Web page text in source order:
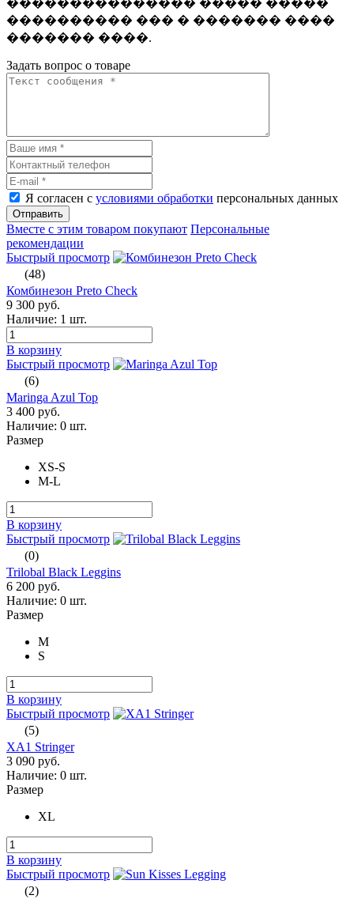
��������������� ����� �����
���������� ��� � ������� ����
������� ����.
Задать вопрос о товаре
Я согласен с условиями обработки персональных данных
Отправить
Вместе с этим товаром покупают Персональные
рекомендации
Быстрый просмотр
(48)
Комбинезон Preto Check
9 300 руб.
Наличие: 1 шт.
В корзину
Быстрый просмотр
(6)
Maringa Azul Top
3 400 руб.
Наличие: 0 шт.
Размер
XS-S
M-L
В корзину
Быстрый просмотр
(0)
Trilobal Black Leggins
6 200 руб.
Наличие: 0 шт.
Размер
M
S
В корзину
Быстрый просмотр
(5)
XA1 Stringer
3 090 руб.
Наличие: 0 шт.
Размер
XL
В корзину
Быстрый просмотр
(2)